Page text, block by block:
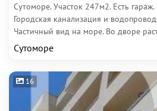
Сутоморе. Участок 247м2. Есть
Городская канализация и
Частичный вид на море. Во дворе
Сутоморе
16